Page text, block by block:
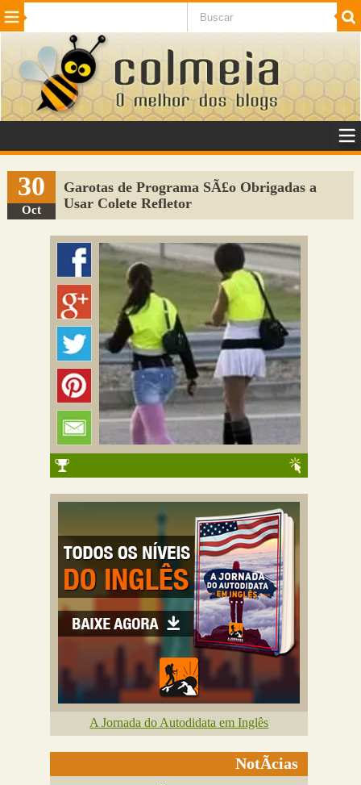
Beleza Cinema e TV
Internet Jogos NotÃ­cias SaÃºde
VeÃ­culos Adulto
Sugerir Link
Adicionar Blog
Colmeia Exchange
30
Oct
Garotas de Programa SÃ£o Obrigadas a
Usar Colete Refletor
A Jornada do Autodidata em Inglês
NotÃ­cias